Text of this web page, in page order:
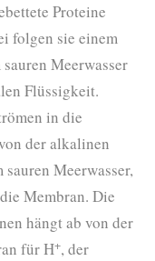
Proteine
folgen sie einem
Meerwasser
Flüssigkeit.
in die
der alkalinen
Meerwasser,
Membran. Die
hängt ab von der
für H+, der